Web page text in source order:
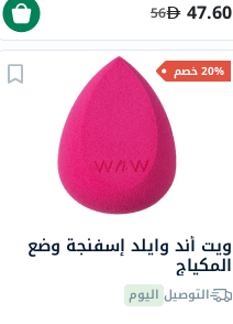
47.60
56
20% خصم
ويت أند وايلد إسفنجة وضع
المكياج
التوصيل اليوم